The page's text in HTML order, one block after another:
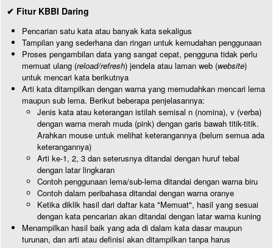
✔ Fitur KBBI Daring
Pencarian satu kata atau banyak kata sekaligus
Tampilan yang sederhana dan ringan untuk kemudahan penggunaan
Proses pengambilan data yang sangat cepat, pengguna tidak perlu
memuat ulang (reload/refresh) jendela atau laman web (website)
untuk mencari kata berikutnya
Arti kata ditampilkan dengan warna yang memudahkan mencari lema
maupun sub lema. Berikut beberapa penjelasannya:
Jenis kata atau keterangan istilah semisal n (nomina), v (verba)
dengan warna merah muda (pink) dengan garis bawah titik-titik.
Arahkan mouse untuk melihat keterangannya (belum semua ada
keterangannya)
Arti ke-1, 2, 3 dan seterusnya ditandai dengan huruf tebal
dengan latar lingkaran
Contoh penggunaan lema/sub-lema ditandai dengan warna biru
Contoh dalam peribahasa ditandai dengan warna oranye
Ketika diklik hasil dari daftar kata "Memuat", hasil yang sesuai
dengan kata pencarian akan ditandai dengan latar warna kuning
Menampilkan hasil baik yang ada di dalam kata dasar maupun
turunan, dan arti atau definisi akan ditampilkan tanpa harus